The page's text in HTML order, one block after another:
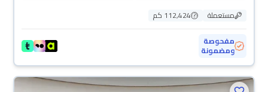
مستعملة
112,424 كم
مفحوصة
ومضمونة